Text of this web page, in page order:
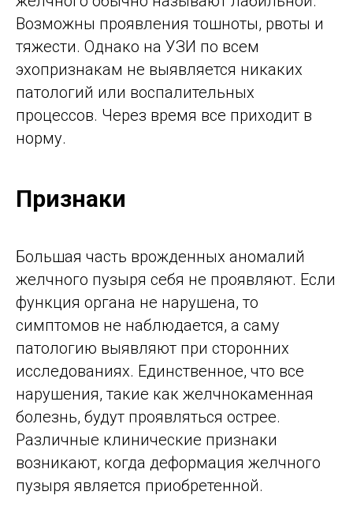
Возможны проявления тошноты, рвоты и
тяжести. Однако на УЗИ по всем
эхопризнакам не выявляется никаких
патологий или воспалительных
процессов. Через время все приходит в
норму.
Признаки
Большая часть врожденных аномалий
желчного пузыря себя не проявляют. Если
функция органа не нарушена, то
симптомов не наблюдается, а саму
патологию выявляют при сторонних
исследованиях. Единственное, что все
нарушения, такие как желчнокаменная
болезнь, будут проявляться острее.
Различные клинические признаки
возникают, когда деформация желчного
пузыря является приобретенной.